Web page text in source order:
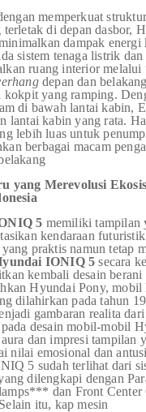
memperkuat
terletak di depan dasbor,
dampak
sistem tenaga listrik
ruang interior melalui
depan dan
kokpit yang ramping.
di bawah lantai kabin,
lantai kabin yang rata.
lebih luas untuk
berbagai macam
yang Merevolusi
5 memiliki tampilan
kendaraan
praktis namun tetap
IONIQ 5 secara
kembali desain berani
Hyundai Pony, mobil
dilahirkan pada tahun
gambaran realita
pada desain mobil-mobil
dan impresi tampilan
nilai emosional dan
5 sudah terlihat dari
dilengkapi dengan
dan Front
itu, kap mesin